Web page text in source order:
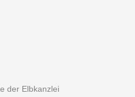
der Elbkanzlei